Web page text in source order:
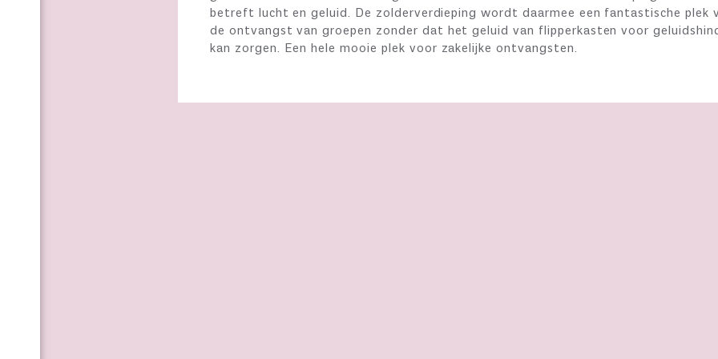
betreft lucht en geluid. De zolderverdieping wordt daarmee een fantastische plek
de ontvangst van groepen zonder dat het geluid van flipperkasten voor
kan zorgen. Een hele mooie plek voor zakelijke ontvangsten.